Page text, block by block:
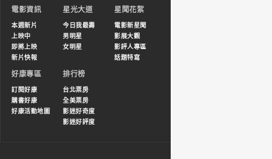
電影資訊
本週新片
上映中
即將上映
新片快報
星光大道
今日我最壽
男明星
女明星
星聞花絮
電影新星聞
影展大觀
影評人專區
話題特寫
好康專區
訂閱好康
購書好康
好康活動地圖
排行榜
台北票房
全美票房
影迷好奇度
影迷好評度